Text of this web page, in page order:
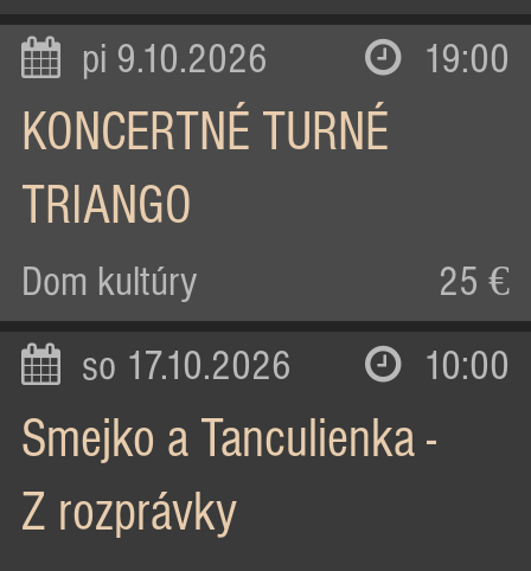
pi 9.10.2026 19:00
KONCERTNÉ TURNÉ
TRIANGO
Dom kultúry 25 €
so 17.10.2026 10:00
Smejko a Tanculienka -
Z rozprávky